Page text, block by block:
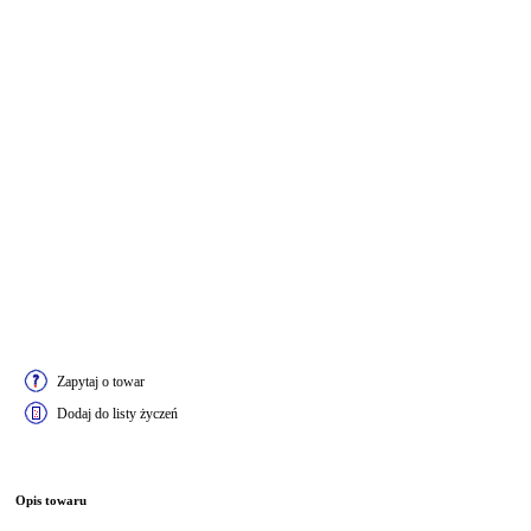
Zapytaj o towar
Dodaj do listy życzeń
Opis towaru